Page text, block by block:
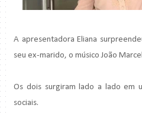
A apresentadora Eliana
seu ex-marido, o músico João
Os dois surgiram lado a lado em
sociais.